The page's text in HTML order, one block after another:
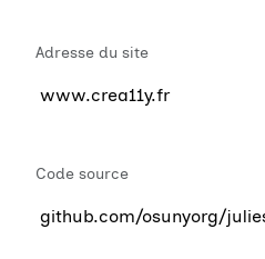
Adresse du site
www.crea11y.fr
Code source
github.com/osunyorg/